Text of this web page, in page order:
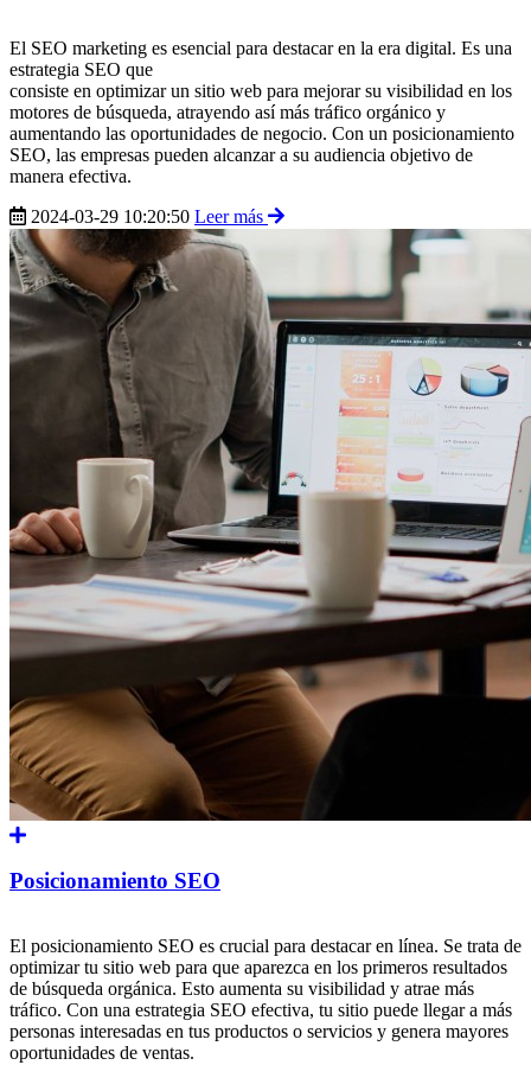
El SEO marketing es esencial para destacar en la era digital. Es una
estrategia SEO que
consiste en optimizar un sitio web para mejorar su visibilidad en los
motores de búsqueda, atrayendo así más tráfico orgánico y
aumentando las oportunidades de negocio. Con un posicionamiento
SEO, las empresas pueden alcanzar a su audiencia objetivo de
manera efectiva.
2024-03-29 10:20:50 Leer más
Posicionamiento SEO
El posicionamiento SEO es crucial para destacar en línea. Se trata de
optimizar tu sitio web para que aparezca en los primeros resultados
de búsqueda orgánica. Esto aumenta su visibilidad y atrae más
tráfico. Con una estrategia SEO efectiva, tu sitio puede llegar a más
personas interesadas en tus productos o servicios y genera mayores
oportunidades de ventas.